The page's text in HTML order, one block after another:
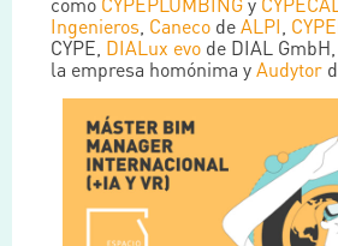
Ingenieros Caneco deALPI
CYPE, DIALux evo de DIAL GmbH,
la empresa homónima yAudytor